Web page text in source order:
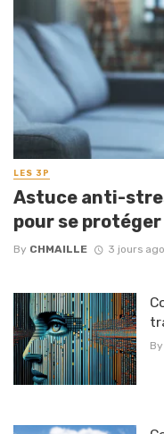
LES 3P
Astuce anti-
pour se
By CHMAILLE 3 jours ago
By